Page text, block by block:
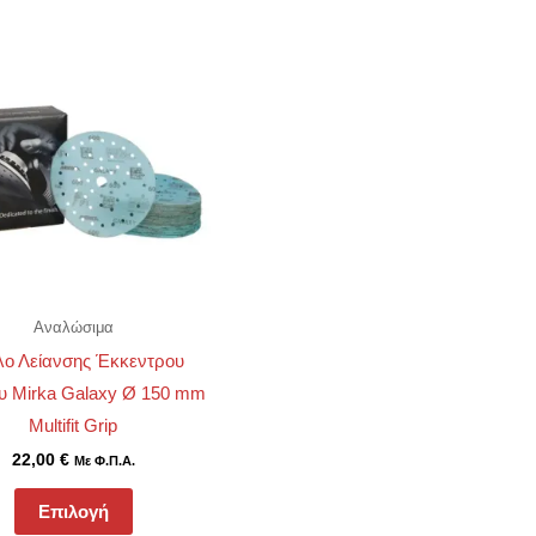
Αναλώσιμα
Λείανσης Έκκεντρου
Mirka Galaxy Ø 150 mm
Multifit Grip
22,00 € Με Φ.Π.Α.
Επιλογή
έχει
πολλαπλές
παραλλαγές.
Οι
επιλεγούν
στη
του
προϊόντος